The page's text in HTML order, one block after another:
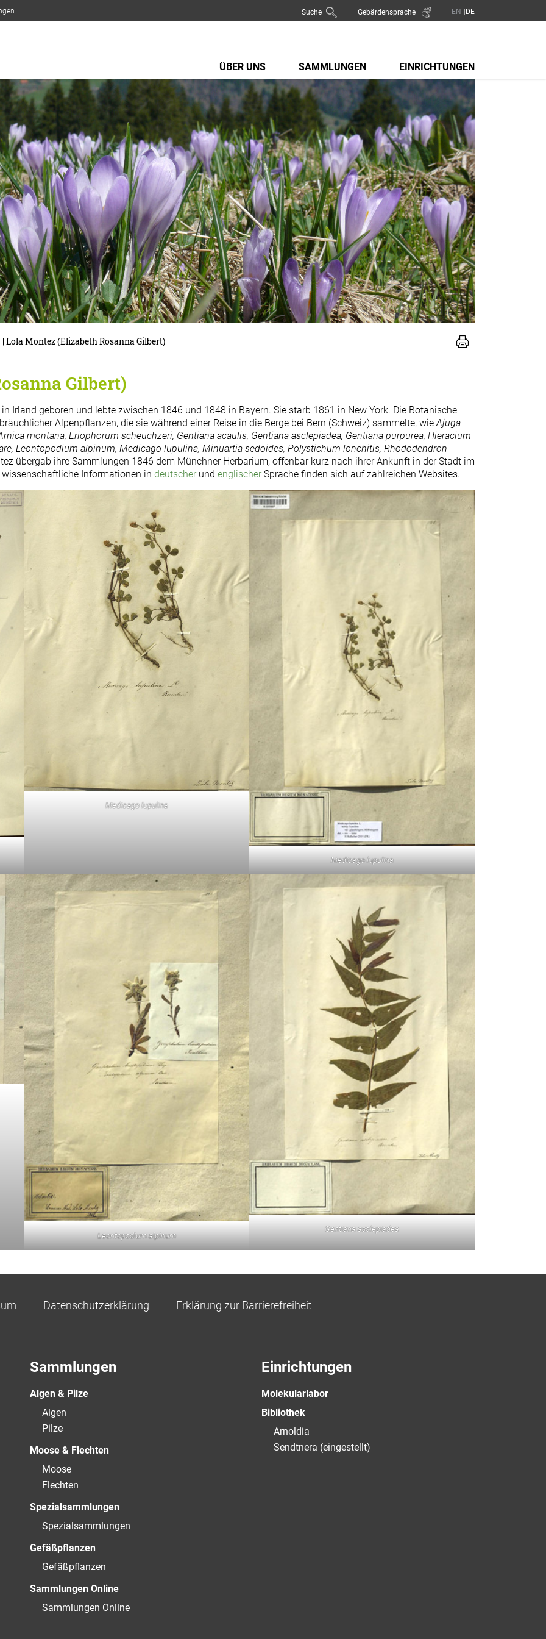
Suche Gebärdensprache
ÜBER UNS SAMMLUNGEN EINRICHTUNGEN
| Lola Montez (Elizabeth Rosanna Gilbert)
Gilbert)
Irland geboren und lebte zwischen 1846 und 1848 in Bayern. Sie starb 1861 in New York. Die Botanische
Alpenpflanzen, die sie während einer Reise in die Berge bei Bern (Schweiz) sammelte, wieAjuga
montana, Eriophorum scheuchzeri, Gentiana acaulis, Gentiana asclepiadea, Gentiana purpurea, Hieracium
Leontopodium alpinum, Medicago lupulina, Minuartia sedoides, Polystichum lonchitis, Rhododendron
übergab ihre Sammlungen 1846 dem Münchner Herbarium, offenbar kurz nach ihrer Ankunft in der Stadt im
Informationen in deutscher und englischer Sprache finden sich auf zahlreichen Websites.
Medicago lupulina
Medicago lupulina
Leontopodium alpinum
Gentiana asclepiadea
Datenschutzerklärung Erklärung zur Barrierefreiheit
Sammlungen
Algen & Pilze
Algen
Pilze
Moose & Flechten
Moose
Flechten
Spezialsammlungen
Spezialsammlungen
Gefäßpflanzen
Gefäßpflanzen
Sammlungen Online
Sammlungen Online
Einrichtungen
Molekularlabor
Bibliothek
Arnoldia
Sendtnera (eingestellt)